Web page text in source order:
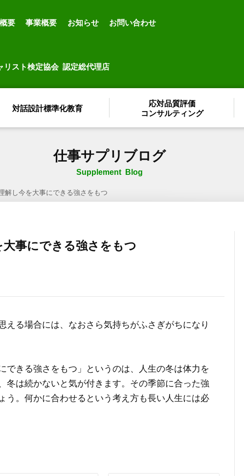
要 事業概要 お知らせ お問い合わせ
リスト検定協会 認定総代理店
対話設計標準化教育
応対品質評価
コンサルティング
仕事サプリブログ
Supplement Blog
解し今を大事にできる強さをもつ
事にできる強さをもつ
える場合には、なおさら気持ちがふさぎがちになり
できる強さをもつ」というのは、人生の冬は体力を
冬は続かないと気が付きます。その季節に合った強
う。何かに合わせるという考え方も長い人生には必